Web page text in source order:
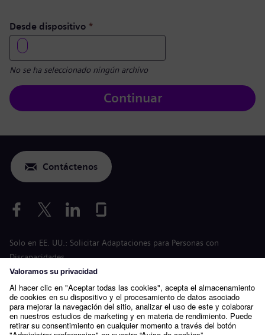
Este campo es obligatorio
Desde dispositivo *
No se ha seleccionado ningún archivo
Continuar
Contáctenos
Solo en EE. UU.: Solicitar Adaptaciones para Personas con
Discapacidades
Solicitud para condiciones laborales
siemens-energy.comPágina web global
Información de la empresa
Política de privacidad
Aviso sobre cookies
Condiciones de uso ID digital